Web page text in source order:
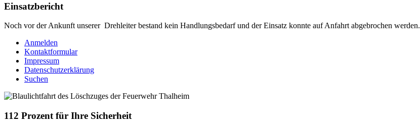
Einsatzbericht
Noch vor der Ankunft unserer Drehleiter bestand kein Handlungsbedarf und der Einsatz konnte auf Anfahrt abgebrochen werden.
Anmelden
Kontaktformular
Impressum
Datenschutzerklärung
Suchen
112 Prozent für Ihre Sicherheit